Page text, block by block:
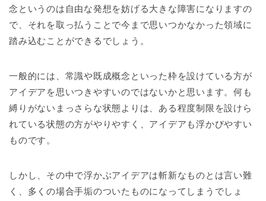
念というのは自由な発想を妨げる大きな障害になりますの
で、それを取っ払うことで今まで思いつかなかった領域に
踏み込むことができるでしょう。
一般的には、常識や既成概念といった枠を設けている方が
アイデアを思いつきやすいのではないかと思います。何も
縛りがないまっさらな状態よりは、ある程度制限を設けら
れている状態の方がやりやすく、アイデアも浮かびやすい
ものです。
しかし、その中で浮かぶアイデアは斬新なものとは言い難
く、多くの場合手垢のついたものになってしまうでしょ